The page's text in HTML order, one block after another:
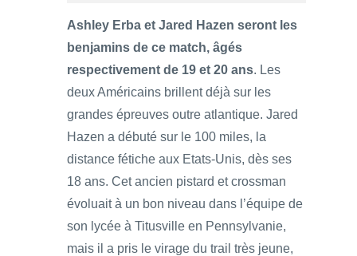
Ashley Erba et Jared Hazen seront les
benjamins de ce match, âgés
respectivement de 19 et 20 ans. Les
deux Américains brillent déjà sur les
grandes épreuves outre atlantique. Jared
Hazen a débuté sur le 100 miles, la
distance fétiche aux Etats-Unis, dès ses
18 ans. Cet ancien pistard et crossman
évoluait à un bon niveau dans l’équipe de
son lycée à Titusville en Pennsylvanie,
mais il a pris le virage du trail très jeune,